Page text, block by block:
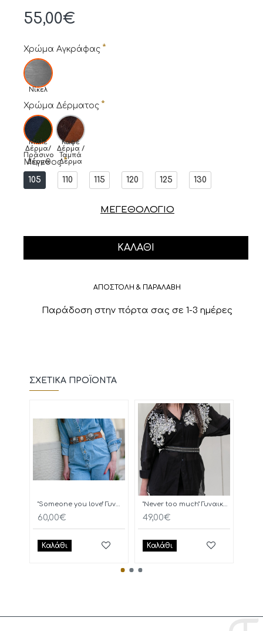
55,00€
Χρώμα Αγκράφας
Νίκελ
Χρώμα Δέρματος
Μπλε
Δέρμα/
Πράσινο
Δέρμα
Καφέ
Δέρμα /
Ταμπά
Δέρμα
Μέγεθος
105
110 115 120 125 130
ΚΑΛΆΘΙ
ΜΕΓΕΘΟΛΟΓΙΟ
ΑΠΟΣΤΟΛΗ & ΠΑΡΑΛΑΒΗ
Παράδοση στην πόρτα σας σε 1-3 ημέρες
ΣΧΕΤΙΚΆ ΠΡΟΪΌΝΤΑ
"Someone you love" Γυναικεία Ζώνη
60,00€
Καλάθι
"Never too much" Γυναικεία Ζώνη
49,00€
Καλάθι